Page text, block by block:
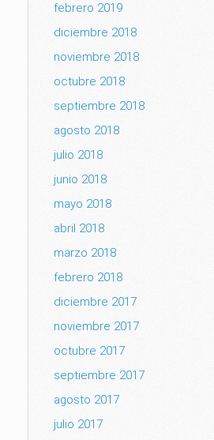
febrero 2019
diciembre 2018
noviembre 2018
octubre 2018
septiembre 2018
agosto 2018
julio 2018
junio 2018
mayo 2018
abril 2018
marzo 2018
febrero 2018
diciembre 2017
noviembre 2017
octubre 2017
septiembre 2017
agosto 2017
julio 2017